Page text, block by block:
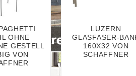
OHNE
GESTELL
VON
LUZERN
GLASFASER-
160X32 VON
SCHAFFNER